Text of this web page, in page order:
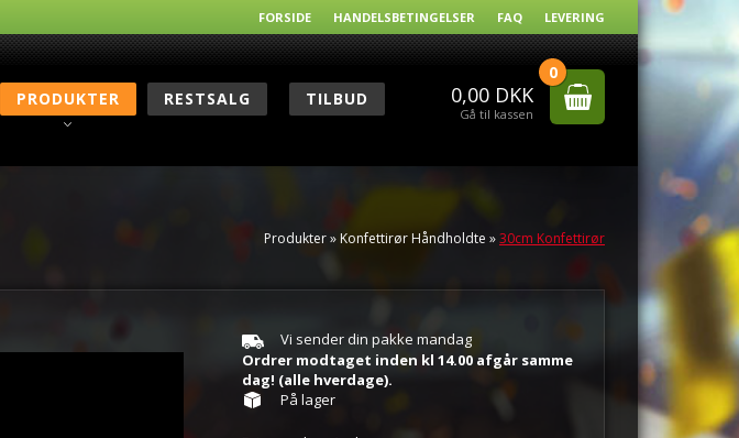
FORSIDE HANDELSBETINGELSER FAQ LEVERING
0
0,00 DKK
Gå til kassen
PRODUKTER RESTSALG TILBUD
Produkter» Konfettirør Håndholdte »30cm Konfettirør
Vi sender din pakke mandag
Ordrer modtaget inden kl 14.00 afgår samme
dag! (alle hverdage).
På lager